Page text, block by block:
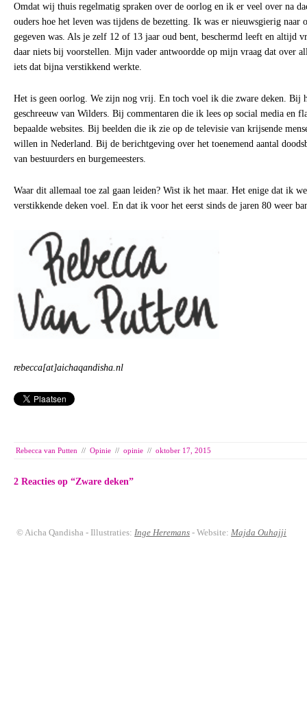
Omdat wij thuis regelmatig spraken over de oorlog en ik er veel over na
ouders hoe het leven was tijdens de bezetting. Ik was er nieuwsgierig naar
gegeven was. Als je zelf 12 of 13 jaar oud bent, beschermd leeft en altijd
daar niets bij voorstellen. Mijn vader antwoordde op mijn vraag dat over
iets dat bijna verstikkend werkte.
Het is geen oorlog. We zijn nog vrij. En toch voel ik die zware deken. Bij
geschreeuw van Wilders. Bij commentaren die ik lees op social media en
bepaalde websites. Bij beelden die ik zie op de televisie van krijsende
willen in Nederland. Bij de berichtgeving over het toenemend aantal
van bestuurders en burgemeesters.
Waar dit allemaal toe zal gaan leiden? Wist ik het maar. Het enige dat ik
verstikkende deken voel. En dat ik voor het eerst sinds de jaren 80 weer
rebecca[at]aichaqandisha.nl
Rebecca van Putten // Opinie // opinie // oktober 17, 2015
2 Reacties op “Zware deken”
© Aicha Qandisha - Illustraties: Inge Heremans - Website: Majda Ouhajji